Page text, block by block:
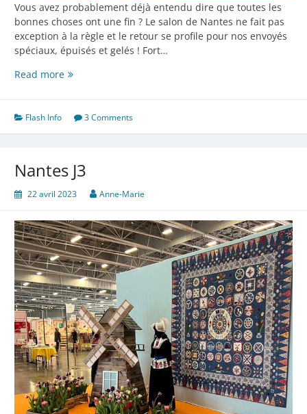
Vous avez probablement déjà entendu dire que toutes les
bonnes choses ont une fin ? Le salon de Nantes ne fait pas
exception à la règle et le retour se profile pour nos envoyés
spéciaux, épuisés et gelés ! Fort…
Read moreNantes,
fin…
Flash Info 3 Comments
Nantes J3
22 avril 2023 Anne-Marie